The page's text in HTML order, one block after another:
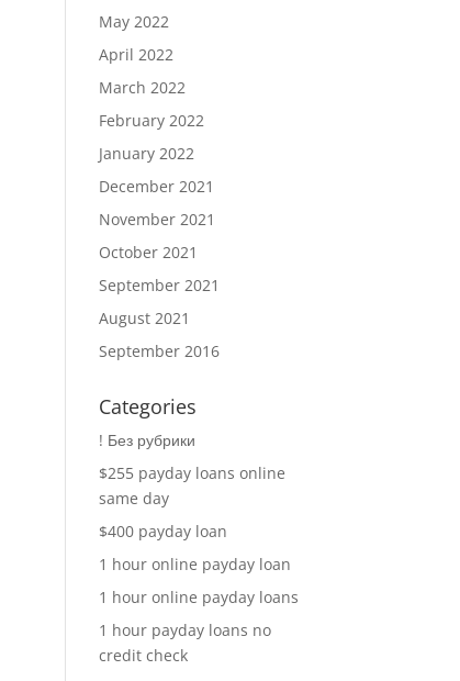
May 2022
April 2022
March 2022
February 2022
January 2022
December 2021
November 2021
October 2021
September 2021
August 2021
September 2016
Categories
! Без рубрики
$255 payday loans online
same day
$400 payday loan
1 hour online payday loan
1 hour online payday loans
1 hour payday loans no
credit check